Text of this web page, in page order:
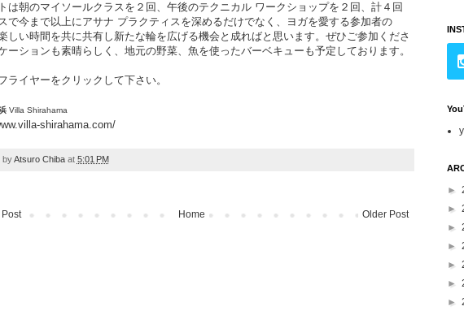
は朝のマイソールクラスを２回、午後のテクニカル ワークショップを２回、計４回
で今まで以上にアサナ プラクティスを深めるだけでなく、ヨガを愛する参加者の
しい時間を共に共有し新たな輪を広げる機会と成ればと思います。ぜひご参加くださ
ーションも素晴らしく、地元の野菜、魚を使ったバーベキューも予定しております。
ライヤーをクリックして下さい。
Villa Shirahama
shirahama.com/
byAtsuro Chiba at 5:01 PM
Older Post
Home
►
►
►
►
►
►
►